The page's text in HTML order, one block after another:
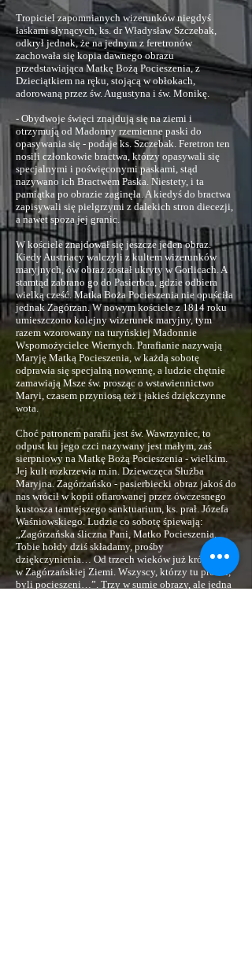
Tropiciel zapomnianych wizerunków niegdyś
łaskami słynących, ks. dr Władysław Szczebak,
odkrył jednak, że na jednym z feretronów
zachowała się kopia dawnego obrazu
przedstawiająca Matkę Bożą Pocieszenia, z
Dzieciątkiem na ręku, stojącą w obłokach,
adorowaną przez św. Augustyna i św. Monikę.
- Obydwoje święci znajdują się na ziemi i
otrzymują od Madonny rzemienne paski do
opasywania się - podaje ks. Szczebak. Feretron ten
nosili członkowie bractwa, którzy opasywali się
specjalnymi i poświęconymi paskami, stąd
nazywano ich Bractwem Paska. Niestety, i ta
pamiątka po obrazie zaginęła. A kiedyś do bractwa
zapisywali się pielgrzymi z dalekich stron diecezji,
a nawet spoza jej granic.
W kościele znajdował się jeszcze jeden obraz.
Kiedy Austriacy walczyli z kultem wizerunków
maryjnych, ów obraz został ukryty w Gorlicach. A
stamtąd zabrano go do Pasierbca, gdzie odbiera
wielką cześć. Matka Boża Pocieszenia nie opuściła
jednak Zagórzan. W nowym kościele z 1814 roku
umieszczono kolejny wizerunek maryjny, tym
razem wzorowany na turyńskiej Madonnie
Wspomożycielce Wiernych. Parafianie nazywają
Maryję Matką Pocieszenia, w każdą sobotę
odprawia się specjalną nowennę, a ludzie chętnie
zamawiają Msze św. prosząc o wstawiennictwo
Maryi, czasem przyniosą też i jakieś dziękczynne
wota.
Choć patronem parafii jest św. Wawrzyniec, to
odpust ku jego czci nazywany jest małym, zaś
sierpniowy na Matkę Bożą Pocieszenia - wielkim.
Jej kult rozkrzewia m.in. Dziewczęca Służba
Maryjna. Zagórzańsko - pasierbiecki obraz jakoś do
nas wrócił w kopii ofiarowanej przez ówczesnego
kustosza tamtejszego sanktuarium, ks. prał. Józefa
Waśniowskiego. Ludzie co sobotę śpiewają:
„Zagórzańska śliczna Pani, Matko Pocieszenia.
Tobie hołdy dziś składamy, prośby
dziękczynienia… Od trzech wieków już królujesz
w Zagórzańskiej Ziemi. Wszyscy, którzy tu prosili,
byli pocieszeni…”. Trzy w sumie obrazy, ale jedna